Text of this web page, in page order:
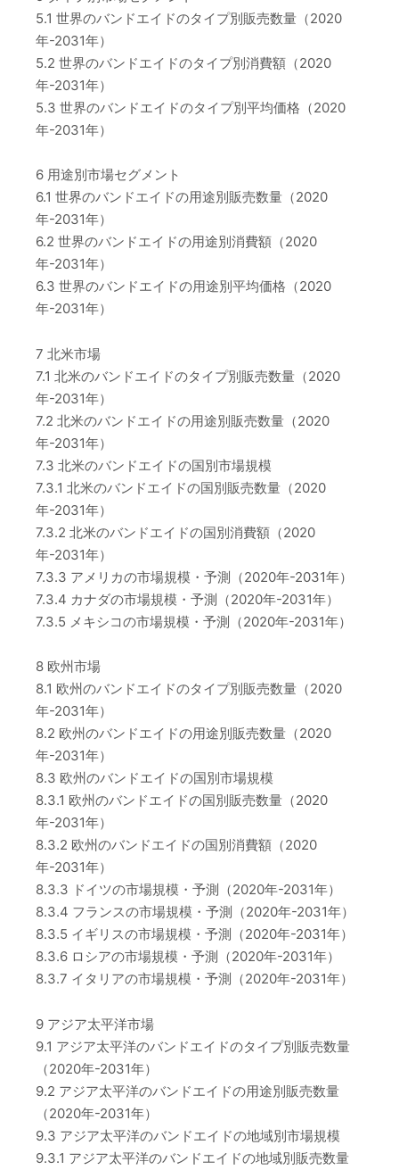
5.1 世界のバンドエイドのタイプ別販売数量（2020
年-2031年）
5.2 世界のバンドエイドのタイプ別消費額（2020
年-2031年）
5.3 世界のバンドエイドのタイプ別平均価格（2020
年-2031年）
6 用途別市場セグメント
6.1 世界のバンドエイドの用途別販売数量（2020
年-2031年）
6.2 世界のバンドエイドの用途別消費額（2020
年-2031年）
6.3 世界のバンドエイドの用途別平均価格（2020
年-2031年）
7 北米市場
7.1 北米のバンドエイドのタイプ別販売数量（2020
年-2031年）
7.2 北米のバンドエイドの用途別販売数量（2020
年-2031年）
7.3 北米のバンドエイドの国別市場規模
7.3.1 北米のバンドエイドの国別販売数量（2020
年-2031年）
7.3.2 北米のバンドエイドの国別消費額（2020
年-2031年）
7.3.3 アメリカの市場規模・予測（2020年-2031年）
7.3.4 カナダの市場規模・予測（2020年-2031年）
7.3.5 メキシコの市場規模・予測（2020年-2031年）
8 欧州市場
8.1 欧州のバンドエイドのタイプ別販売数量（2020
年-2031年）
8.2 欧州のバンドエイドの用途別販売数量（2020
年-2031年）
8.3 欧州のバンドエイドの国別市場規模
8.3.1 欧州のバンドエイドの国別販売数量（2020
年-2031年）
8.3.2 欧州のバンドエイドの国別消費額（2020
年-2031年）
8.3.3 ドイツの市場規模・予測（2020年-2031年）
8.3.4 フランスの市場規模・予測（2020年-2031年）
8.3.5 イギリスの市場規模・予測（2020年-2031年）
8.3.6 ロシアの市場規模・予測（2020年-2031年）
8.3.7 イタリアの市場規模・予測（2020年-2031年）
9 アジア太平洋市場
9.1 アジア太平洋のバンドエイドのタイプ別販売数量
（2020年-2031年）
9.2 アジア太平洋のバンドエイドの用途別販売数量
（2020年-2031年）
9.3 アジア太平洋のバンドエイドの地域別市場規模
9.3.1 アジア太平洋のバンドエイドの地域別販売数量